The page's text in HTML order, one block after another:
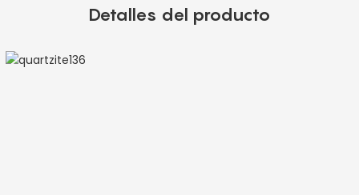
Detalles del producto